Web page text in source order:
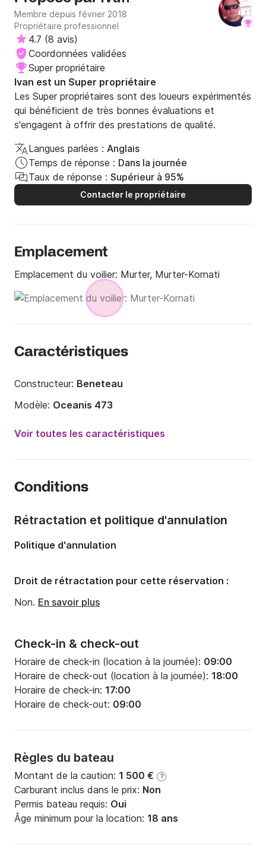
Membre depuis février 2018
Propriétaire professionnel
4.7 (8 avis)
Coordonnées validées
Super propriétaire
Ivan est un Super propriétaire
Les Super propriétaires sont des loueurs expérimentés
qui bénéficient de très bonnes évaluations et
s'engagent à offrir des prestations de qualité.
Langues parlées : Anglais
Temps de réponse : Dans la journée
Taux de réponse : Supérieur à 95%
Contacter le propriétaire
Emplacement
Emplacement du voilier: Murter, Murter-Kornati
Caractéristiques
Constructeur: Beneteau
Modèle: Oceanis 473
Année:
Nombre de couchages:
Longueur:
Puissance moteur:55cv
Voir toutes les caractéristiques
Conditions
Check-in & check-out
Horaire de check-in (location à la journée): 09:00
Horaire de check-out (location à la journée): 18:00
Horaire de check-in: 17:00
Horaire de check-out: 09:00
Règles du bateau
Montant de la caution: 1 500 € ?
Carburant inclus dans le prix: Non
Permis bateau requis: Oui
Âge minimum pour la location: 18 ans
Rétractation et politique d'annulation
Politique d'annulation
Droit de rétractation pour cette réservation :
Non. En savoir plus